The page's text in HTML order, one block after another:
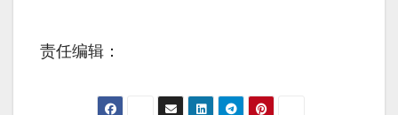
责任编辑：